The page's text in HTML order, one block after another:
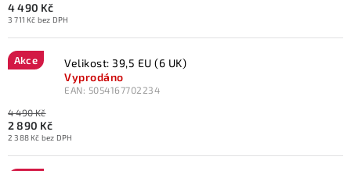
4 490 Kč
3 711 Kč bez DPH
Akce
Velikost: 39,5 EU (6 UK)
Vyprodáno
EAN: 5054167702234
4 490 Kč
2 890 Kč
2 388 Kč bez DPH